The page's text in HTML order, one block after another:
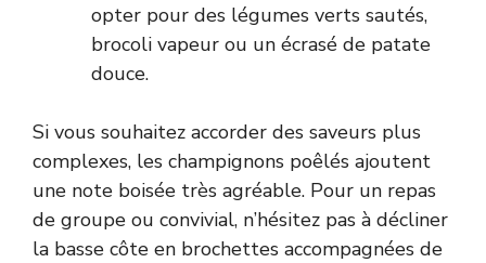
opter pour des légumes verts sautés,
brocoli vapeur ou un écrasé de patate
douce.
Si vous souhaitez accorder des saveurs plus
complexes, les champignons poêlés ajoutent
une note boisée très agréable. Pour un repas
de groupe ou convivial, n’hésitez pas à décliner
la basse côte en brochettes accompagnées de